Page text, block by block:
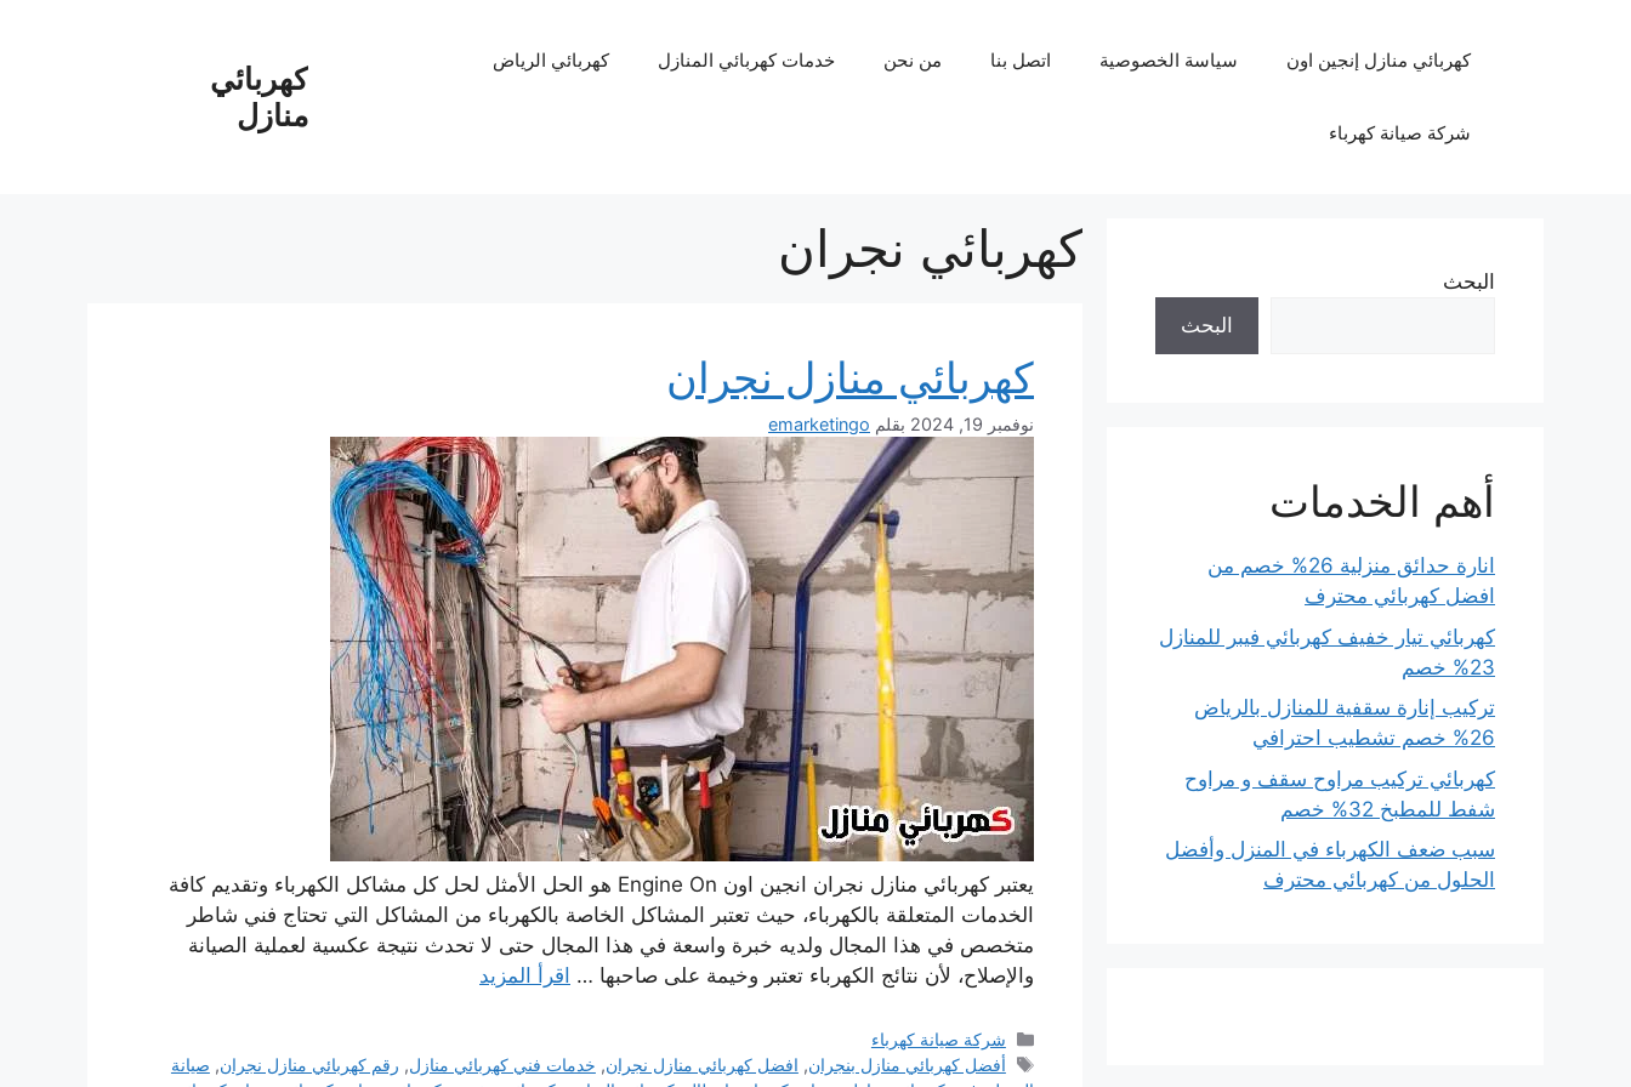
كهربائي
منازل
كهربائي منازل إنجين اون سياسة الخصوصية اتصل بنا من نحن خدمات كهربائي المنازل كهربائي الرياض
شركة صيانة كهرباء
كهربائي نجران
كهربائي منازل نجران
نوفمبر 19, 2024 بقلم emarketingo
يعتبر كهربائي منازل نجران انجين اون Engine On هو الحل الأمثل لحل كل مشاكل الكهرباء وتقديم كافة
الخدمات المتعلقة بالكهرباء، حيث تعتبر المشاكل الخاصة بالكهرباء من المشاكل التي تحتاج فني شاطر
متخصص في هذا المجال ولديه خبرة واسعة في هذا المجال حتى لا تحدث نتيجة عكسية لعملية الصيانة
والإصلاح، لأن نتائج الكهرباء تعتبر وخيمة على صاحبها … اقرأ المزيد
التصنيفات
شركة صيانة كهرباء
الوسوم
أفضل كهربائي منازل بنجران, افضل كهربائي منازل نجران, خدمات فني كهربائي منازل, رقم كهربائي منازل نجران, صيانة
البحث
البحث
أهم الخدمات
انارة حدائق منزلية 26% خصم من
افضل كهربائي محترف
كهربائي تيار خفيف كهربائي فيبر للمنازل
23% خصم
تركيب إنارة سقفية للمنازل بالرياض
26% خصم تشطيب احترافي
كهربائي تركيب مراوح سقف و مراوح
شفط للمطبخ 32% خصم
سبب ضعف الكهرباء في المنزل وأفضل
الحلول من كهربائي محترف